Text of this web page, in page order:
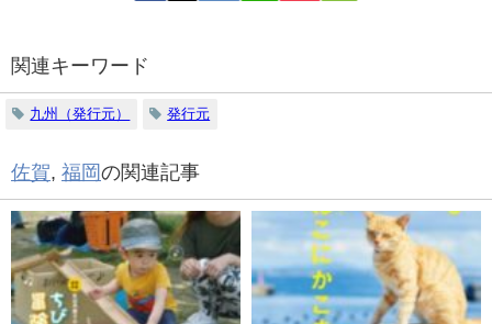
関連キーワード
九州（発行元） 発行元
佐賀, 福岡 の関連記事